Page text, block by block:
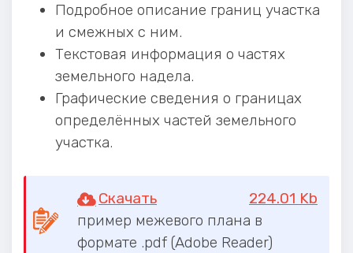
Подробное описание границ участка
и смежных с ним.
Текстовая информация о частях
земельного надела.
Графические сведения о границах
определённых частей земельного
участка.
Скачать
224.01 Kb
пример межевого плана в
формате .pdf (Adobe Reader)